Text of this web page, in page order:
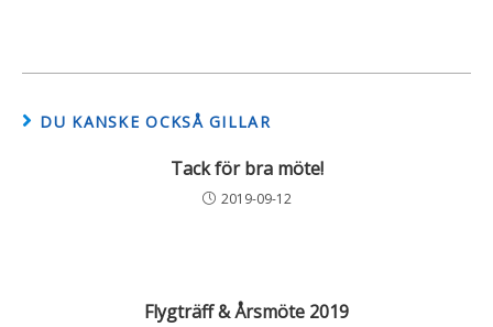
DU KANSKE OCKSÅ GILLAR
Tack för bra möte!
2019-09-12
Flygträff & Årsmöte 2019